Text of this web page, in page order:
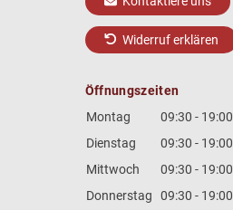
Widerruf erklären
Öffnungszeiten
Montag
09:30 - 19:00
Dienstag
09:30 - 19:00
Mittwoch
09:30 - 19:00
Donnerstag
09:30 - 19:00